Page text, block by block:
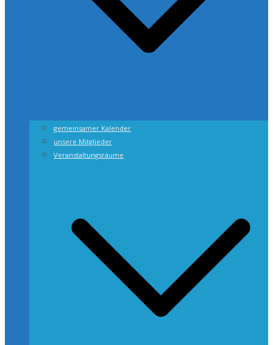
gemeinsamer Kalender
unsere Mitglieder
Veranstaltungsräume